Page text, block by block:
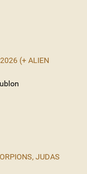
(+ ALIEN
JUDAS